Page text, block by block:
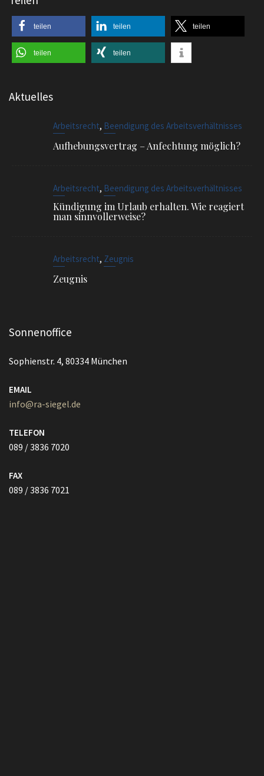
teilen teilen teilen
teilen teilen
Aktuelles
Arbeitsrecht, Beendigung des Arbeitsverhältnisses
Aufhebungsvertrag – Anfechtung möglich?
Arbeitsrecht, Beendigung des Arbeitsverhältnisses
Kündigung im Urlaub erhalten. Wie reagiert
man sinnvollerweise?
Arbeitsrecht, Zeugnis
Zeugnis
Sonnenoffice
Sophienstr. 4, 80334 München
EMAIL
info@ra-siegel.de
TELEFON
089 / 3836 7020
FAX
089 / 3836 7021